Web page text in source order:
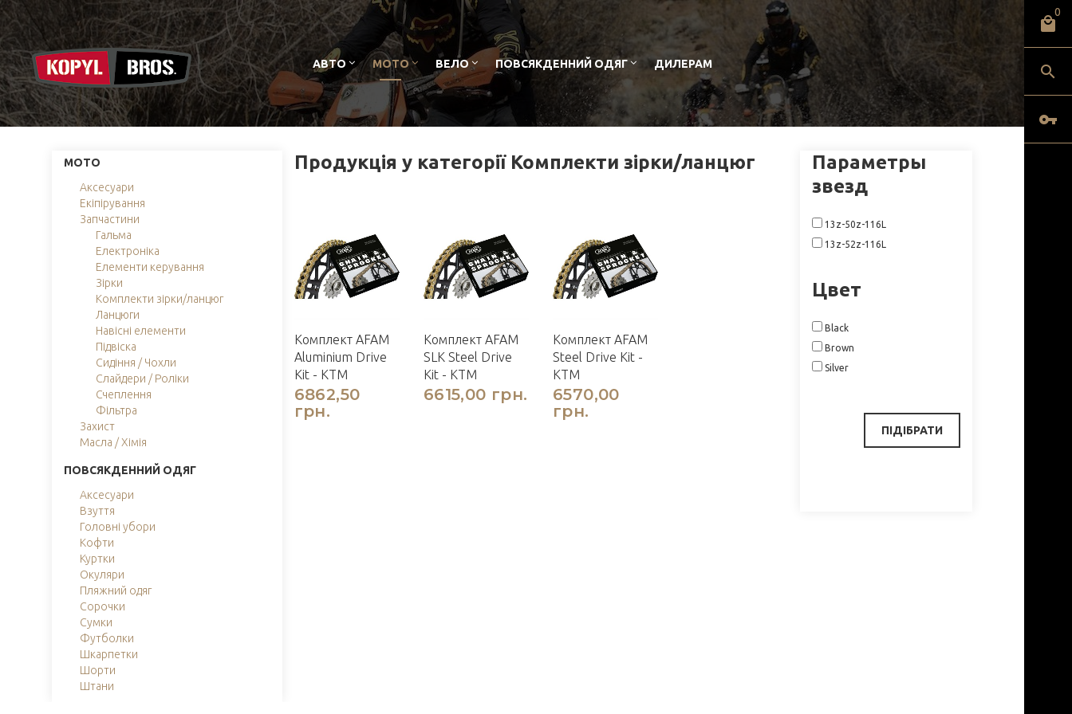
0
АВТО МОТО ВЕЛО ПОВСЯКДЕННИЙ ОДЯГ ДИЛЕРАМ
МОТО
Аксесуари
Екіпірування
Запчастини
Гальма
Електроніка
Елементи керування
Зірки
Комплекти зірки/ланцюг
Ланцюги
Навісні елементи
Підвіска
Сидіння / Чохли
Слайдери / Роліки
Счеплення
Фільтра
Захист
Масла / Хімія
ПОВСЯКДЕННИЙ ОДЯГ
Аксесуари
Взуття
Головні убори
Кофти
Куртки
Окуляри
Пляжний одяг
Сорочки
Сумки
Футболки
Шкарпетки
Шорти
Штани
Продукція у категорії Комплекти зірки/ланцюг
Комплект AFAM
Aluminium Drive
Kit - KTM
6862,50
грн.
Комплект AFAM
SLK Steel Drive
Kit - KTM
6615,00 грн.
Комплект AFAM
Steel Drive Kit -
KTM
6570,00
грн.
Параметры
звезд
13z-50z-116L
13z-52z-116L
Цвет
Black
Brown
Silver